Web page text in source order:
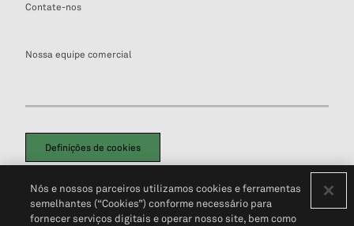
Contate-nos
Nossa equipe comercial
Definições de cookies
Política de PrivacidadePortal de privacidade do cliente (em inglês)
Não Venda Minhas Informações Pessoais© 2026 S&P Global
Nós e nossos parceiros utilizamos cookies e ferramentas
semelhantes (“Cookies”) conforme necessário para
fornecer serviços digitais e operar nosso site, bem como